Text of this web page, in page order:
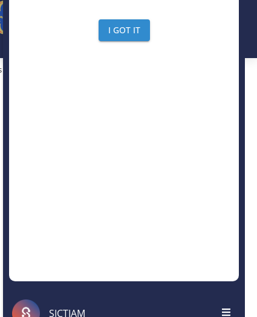
SICTIAM
I GOT IT